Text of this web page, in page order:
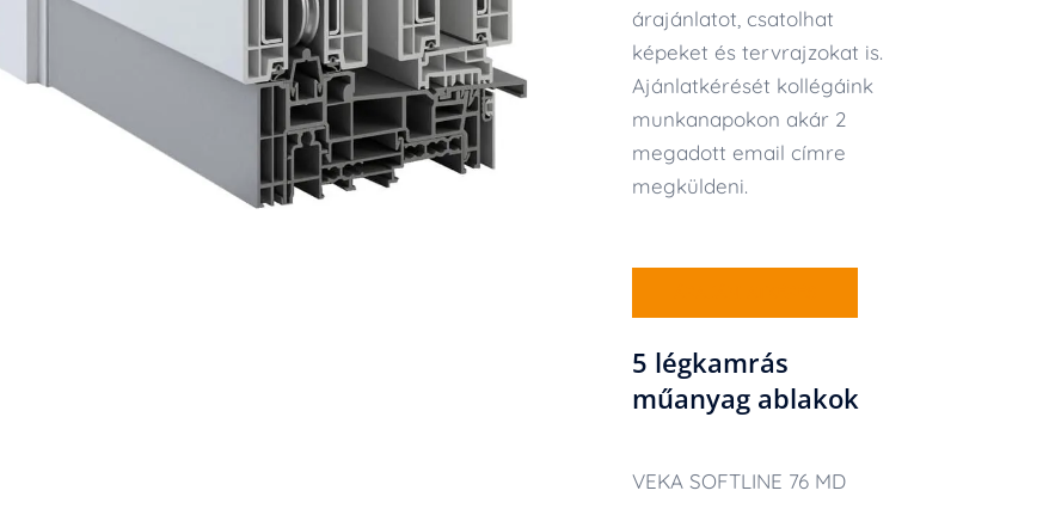
árajánlatot, csatolhat
képeket és tervrajzokat is.
Ajánlatkérését kollégáink
munkanapokon akár 2
megadott email címre
megküldeni.
5 légkamrás
műanyag ablakok
VEKA SOFTLINE 76 MD